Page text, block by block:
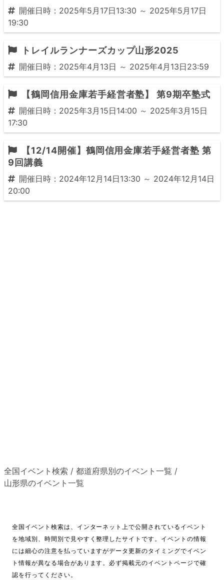
開催日時：2025年5月17日13:30 ～ 2025年5月17日
19:30
トレイルランナーズカップ山形2025
開催日時：2025年4月13日 ～ 2025年4月13日23:59
【鶴岡信用金庫若手経営者塾】 第9期卒塾式
開催日時：2025年3月15日14:00 ～ 2025年3月15日
17:30
【12/14開催】鶴岡信用金庫若手経営者塾 第
9回講義
開催日時：2024年12月14日13:30 ～ 2024年12月14日
20:00
全国イベント検索 / 都道府県別のイベント一覧 /
山形県のイベント一覧
全国イベント検索は、インターネット上で公開されているイベント
を地域別、時間別で見やすく整理したサイトです。イベントの情報
には細心の注意を払っていますがデータ更新のタイミングでイベン
ト情報が異なる場合があります。必ず掲載元のイベントページで確
認を行ってください。